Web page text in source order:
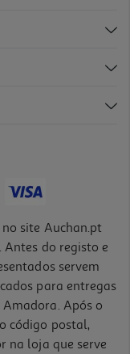
site Auchan.pt
do registo e
servem
para entregas
Após o
código postal,
na loja que serve